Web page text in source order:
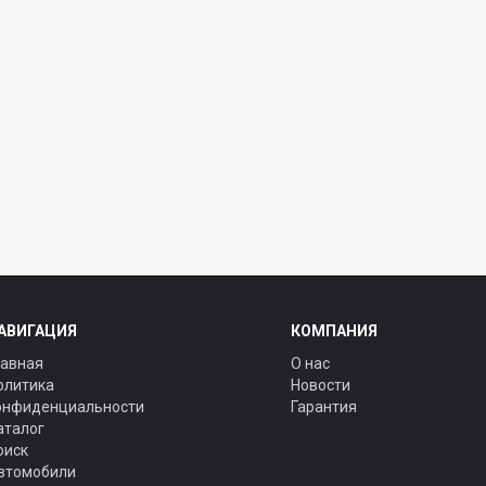
КОМПАНИЯ
О нас
Новости
Гарантия